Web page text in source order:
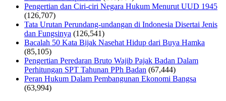
Pengertian dan Ciri-ciri Negara Hukum Menurut UUD 1945
(126,707)
Tata Urutan Perundang-undangan di Indonesia Disertai Jenis
dan Fungsinya (126,541)
Bacalah 50 Kata Bijak Nasehat Hidup dari Buya Hamka
(85,105)
Pengertian Peredaran Bruto Wajib Pajak Badan Dalam
Perhitungan SPT Tahunan PPh Badan (67,444)
Peran Hukum Dalam Pembangunan Ekonomi Bangsa
(63,994)